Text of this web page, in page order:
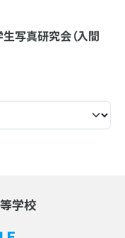
写真研究会（入間
学校